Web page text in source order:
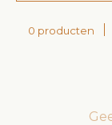
0 producten